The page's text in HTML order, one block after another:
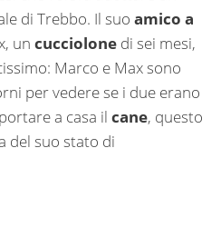
di Trebbo. Il suo amico a
un cucciolone di sei mesi,
Marco e Max sono
per vedere se i due erano
a casa il cane, questo
del suo stato di